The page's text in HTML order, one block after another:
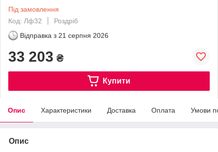
Під замовлення
Код: Лф32
Роздріб
Відправка з 21 серпня 2026
33 203 ₴
Купити
Опис Характеристики Доставка Оплата Умови
Опис